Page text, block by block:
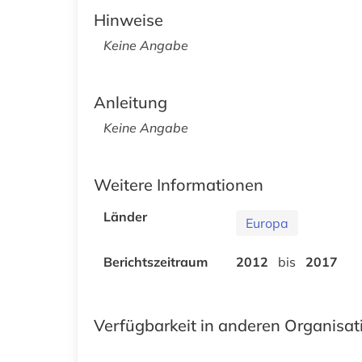
Hinweise
Keine Angabe
Anleitung
Keine Angabe
Weitere Informationen
Länder Europa
Berichtszeitraum 2012 bis 2017
Verfügbarkeit in anderen